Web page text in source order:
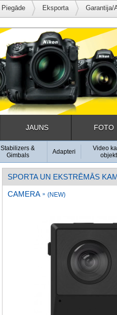
Piegāde Eksporta Garantija/
JAUNS FOTO
Stabilizers &
Gimbals
Adapteri
Video
SPORTA UN EKSTRĒMĀS
CAMERA » (NEW)